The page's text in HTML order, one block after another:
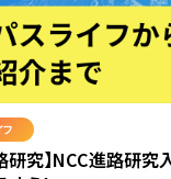
研究】NCC進路研究